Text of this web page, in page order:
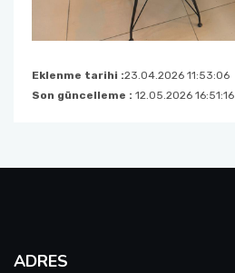
Eklenme tarihi :23.04.2026 11:53:06
Son güncelleme : 12.05.2026 16:51:16
ADRES